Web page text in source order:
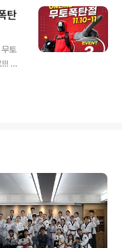
로
월
개
교
료
탄
토
며
문
~~